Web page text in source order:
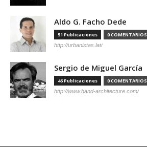
Aldo G. Facho Dede
51 Publicaciones 0 COMENTARIOS
http://urbanistas.lat/
Sergio de Miguel García
46 Publicaciones 0 COMENTARIOS
http://www.hand-architecture.com/